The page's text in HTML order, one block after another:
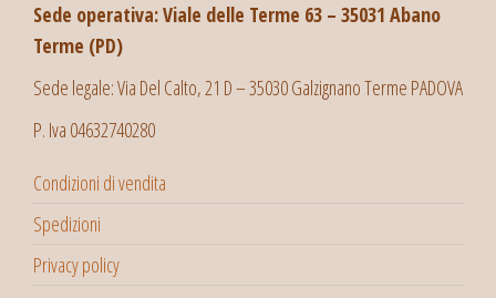
Sede operativa: Viale delle Terme 63 – 35031 Abano
Terme (PD)
Sede legale: Via Del Calto, 21 D – 35030 Galzignano Terme PADOVA
P. Iva 04632740280
Condizioni di vendita
Spedizioni
Privacy policy